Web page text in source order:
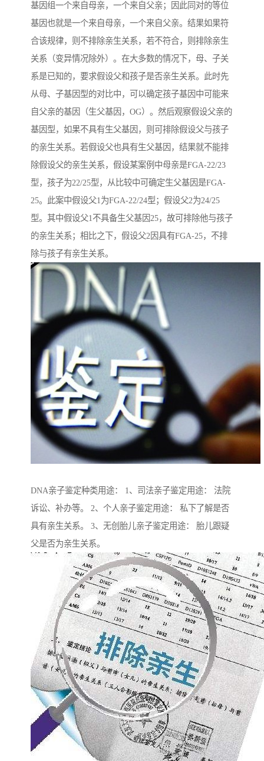
基因组一个来自母亲，一个来自父亲；因此同对的等位
基因也就是一个来自母亲，一个来自父亲。结果如果符
合该规律，则不排除亲生关系，若不符合，则排除亲生
关系（变异情况除外）。在大多数的情况下，母、子关
系是已知的，要求假设父和孩子是否亲生关系。此时先
从母、子基因型的对比中，可以确定孩子基因中可能来
自父亲的基因（生父基因，OG）。然后观察假设父亲的
基因型，如果不具有生父基因，则可排除假设父与孩子
的亲生关系。若假设父也具有生父基因，结果就不能排
除假设父的亲生关系，假设某案例中母亲是FGA-22/23
型，孩子为22/25型，从比较中可确定生父基因是FGA-
25。此案中假设父1为FGA-22/24型；假设父2为24/25
型。其中假设父1不具备生父基因25，故可排除他与孩子
的亲生关系；相比之下，假设父2因具有FGA-25，不排
除与孩子有亲生关系。
DNA亲子鉴定种类用途： 1、司法亲子鉴定用途： 法院
诉讼、补办等。 2、个人亲子鉴定用途： 私下了解是否
具有亲生关系。 3、无创胎儿亲子鉴定用途： 胎儿跟疑
父是否为亲生关系。